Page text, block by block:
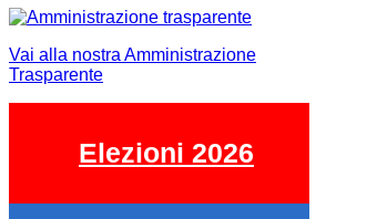
Vai alla nostra Amministrazione
Trasparente
Elezioni 2026